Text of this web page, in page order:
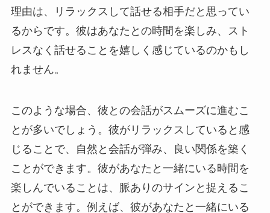
理由は、リラックスして話せる相手だと思ってい
るからです。彼はあなたとの時間を楽しみ、スト
レスなく話せることを嬉しく感じているのかもし
れません。
このような場合、彼との会話がスムーズに進むこ
とが多いでしょう。彼がリラックスしていると感
じることで、自然と会話が弾み、良い関係を築く
ことができます。彼があなたと一緒にいる時間を
楽しんでいることは、脈ありのサインと捉えるこ
とができます。例えば、彼があなたと一緒にいる